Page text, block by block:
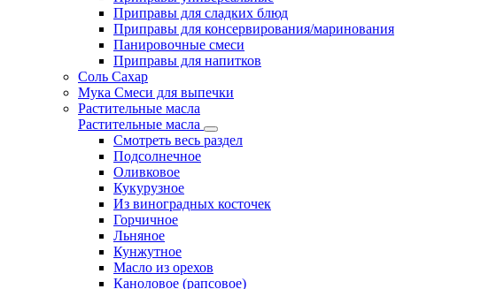
Приправы для сладких блюд
Приправы для консервирования/маринования
Панировочные смеси
Приправы для напитков
Соль Сахар
Мука Смеси для выпечки
Растительные масла
Растительные масла
Смотреть весь раздел
Подсолнечное
Оливковое
Кукурузное
Из виноградных косточек
Горчичное
Льняное
Кунжутное
Масло из орехов
Каноловое (рапсовое)